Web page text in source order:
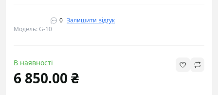
0 Залишити відгук
Модель: G-10
В наявності
6 850.00 ₴